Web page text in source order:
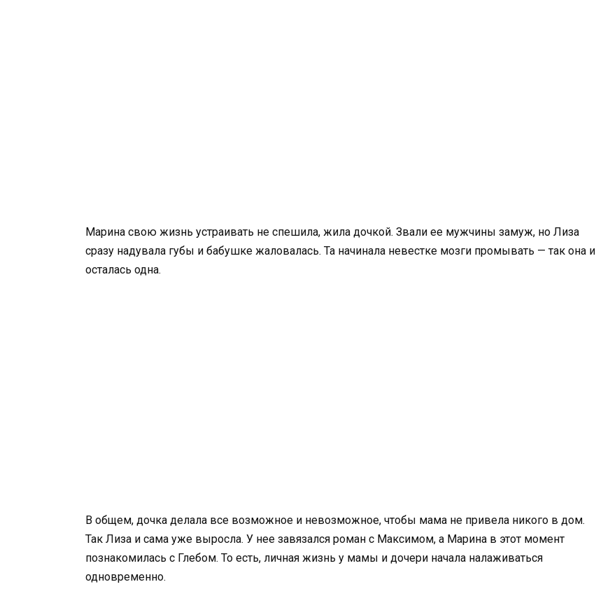
Марина свою жизнь устраивать не спешила, жила дочкой. Звали ее мужчины замуж, но Лиза
сразу надувала губы и бабушке жаловалась. Та начинала невестке мозги промывать — так она и
осталась одна.
В общем, дочка делала все возможное и невозможное, чтобы мама не привела никого в дом.
Так Лиза и сама уже выросла. У нее завязался роман с Максимом, а Марина в этот момент
познакомилась с Глебом. То есть, личная жизнь у мамы и дочери начала налаживаться
одновременно.